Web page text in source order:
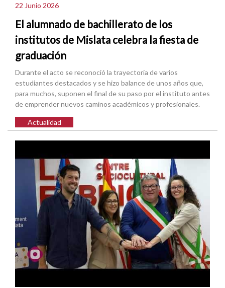
22 Junio 2026
El alumnado de bachillerato de los
institutos de Mislata celebra la fiesta de
graduación
Durante el acto se reconoció la trayectoria de varios
estudiantes destacados y se hizo balance de unos años que,
para muchos, suponen el final de su paso por el instituto antes
de emprender nuevos caminos académicos y profesionales.
Actualidad